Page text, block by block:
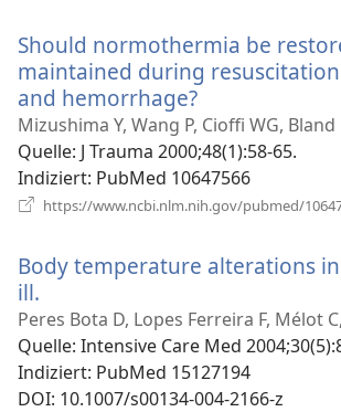
Should normothermia be
maintained during
and hemorrhage?
neues
Fenster)
Mizushima Y, Wang P, Cioffi WG,
Quelle‎: J Trauma 2000;48(1):58-65.
Indiziert‎: PubMed 10647566
https://www.ncbi.nlm.nih.gov/pubmed/
Body temperature alterations
ill.
neues
Fenster)
Peres Bota D, Lopes Ferreira F, Mélot
Quelle‎: Intensive Care Med
Indiziert‎: PubMed 15127194
DOI‎: 10.1007/s00134-004-2166-z